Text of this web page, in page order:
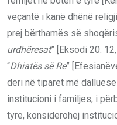
veçantë i kanë dhënë
prej bërthamës së
urdhëresat” [Eksodi 20:
“Dhiatës së Re”
deri në tiparet më
institucioni i familjes, i
tyre, konsiderohej